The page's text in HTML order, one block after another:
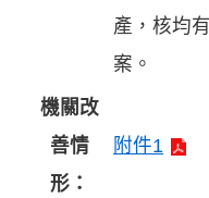
產，核均
案。
機關改
善情
形：
附件1